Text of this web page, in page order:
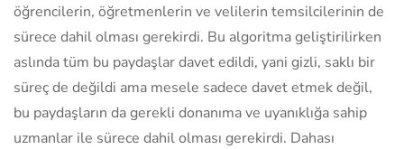
öğrencilerin, öğretmenlerin ve velilerin temsilcilerinin de
sürece dahil olması gerekirdi. Bu algoritma geliştirilirken
aslında tüm bu paydaşlar davet edildi, yani gizli, saklı bir
süreç de değildi ama mesele sadece davet etmek değil,
bu paydaşların da gerekli donanıma ve uyanıklığa sahip
uzmanlar ile sürece dahil olması gerekirdi. Dahası